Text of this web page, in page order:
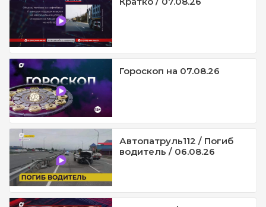
Гороскоп на 07.08.26
Автопатруль112 / Погиб
водитель / 06.08.26